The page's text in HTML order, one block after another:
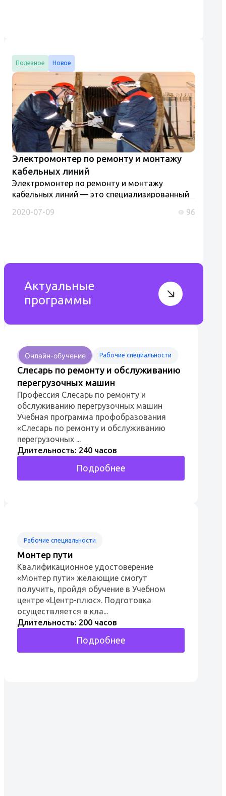
Полезное Новое
Электромонтер по ремонту и монтажу
кабельных линий
Электромонтер по ремонту и монтажу
кабельных линий — это специализированный
ремонт и обслуживание кабельных линий,
2020-07-09 96
Актуальные
программы
Онлайн-обучение Рабочие специальности
Слесарь по ремонту и обслуживанию
перегрузочных машин
Профессия Слесарь по ремонту и
обслуживанию перегрузочных машин
Учебная программа профобразования
«Слесарь по ремонту и обслуживанию
перегрузочных ...
Длительность: 240 часов
Подробнее
Рабочие специальности
Монтер пути
Квалификационное удостоверение
«Монтер пути» желающие смогут
получить, пройдя обучение в Учебном
центре «Центр-плюс». Подготовка
осуществляется в кла...
Длительность: 200 часов
Подробнее